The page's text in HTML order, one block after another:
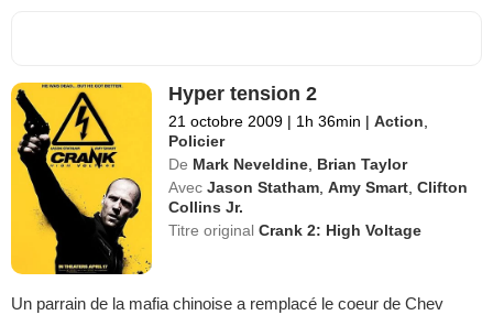
Hyper tension 2
21 octobre 2009 | 1h 36min | Action
Policier
De Mark Neveldine Brian Taylor
Avec Jason Statham ,Amy Smart ,Clifton
Collins Jr.
Titre originalCrank 2: High Voltage
Un parrain de la mafia chinoise a remplacé le coeur de Chev